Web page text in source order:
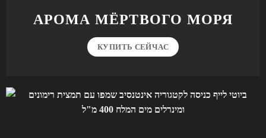
АРОМА МЁРТВОГО МОРЯ
КУПИТЬ СЕЙЧАС